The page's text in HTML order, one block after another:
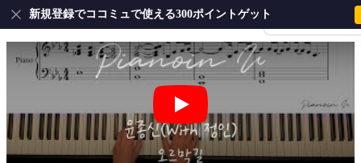
会員登録・ログイ
新規登録でココミュで使える300ポイントゲット
上り坂 - ユン・ジョンシン